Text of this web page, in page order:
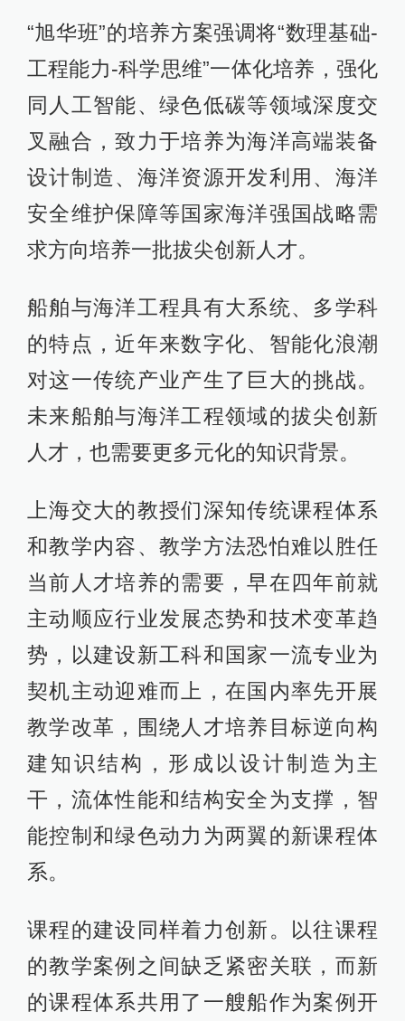
“旭华班”的培养方案强调将“数理基础-
工程能力-科学思维”一体化培养，强化
同人工智能、绿色低碳等领域深度交
叉融合，致力于培养为海洋高端装备
设计制造、海洋资源开发利用、海洋
安全维护保障等国家海洋强国战略需
求方向培养一批拔尖创新人才。
船舶与海洋工程具有大系统、多学科
的特点，近年来数字化、智能化浪潮
对这一传统产业产生了巨大的挑战。
未来船舶与海洋工程领域的拔尖创新
人才，也需要更多元化的知识背景。
上海交大的教授们深知传统课程体系
和教学内容、教学方法恐怕难以胜任
当前人才培养的需要，早在四年前就
主动顺应行业发展态势和技术变革趋
势，以建设新工科和国家一流专业为
契机主动迎难而上，在国内率先开展
教学改革，围绕人才培养目标逆向构
建知识结构，形成以设计制造为主
干，流体性能和结构安全为支撑，智
能控制和绿色动力为两翼的新课程体
系。
课程的建设同样着力创新。以往课程
的教学案例之间缺乏紧密关联，而新
的课程体系共用了一艘船作为案例开